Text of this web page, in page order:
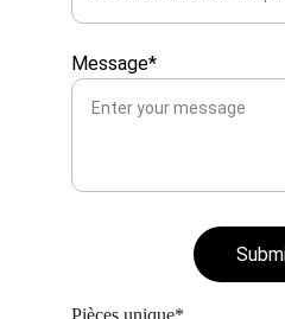
Message*
Pièces unique*